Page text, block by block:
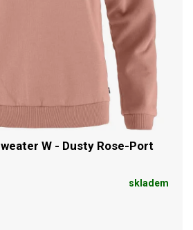
W - Dusty Rose-Port
skladem